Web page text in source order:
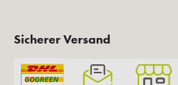
Sicherer Versand